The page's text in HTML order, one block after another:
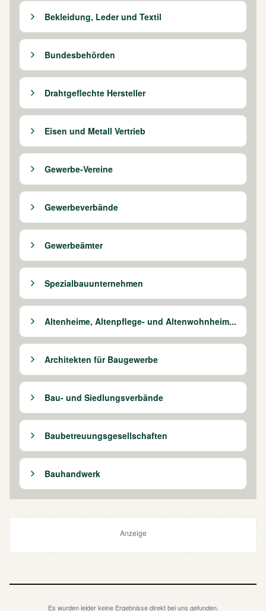
Bekleidung, Leder und Textil
Bundesbehörden
Drahtgeflechte Hersteller
Eisen und Metall Vertrieb
Gewerbe-Vereine
Gewerbeverbände
Gewerbeämter
Spezialbauunternehmen
Altenheime, Altenpflege- und Altenwohnheim...
Architekten für Baugewerbe
Bau- und Siedlungsverbände
Baubetreuungsgesellschaften
Bauhandwerk
Anzeige
Es wurden leider keine Ergebnisse direkt bei uns gefunden.